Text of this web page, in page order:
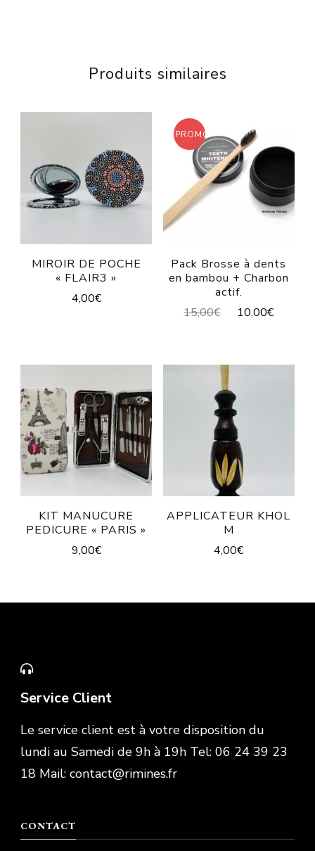
Produits similaires
MIROIR DE POCHE
« FLAIR3 »
4,00€
PROMO !
Pack Brosse à dents
en bambou + Charbon
actif.
15,00€ 10,00€
KIT MANUCURE
PEDICURE « PARIS »
9,00€
APPLICATEUR KHOL
M
4,00€
Service Client
Le service client est à votre disposition du
lundi au Samedi de 9h à 19h Tel: 06 24 39 23
18 Mail: contact@rimines.fr
CONTACT